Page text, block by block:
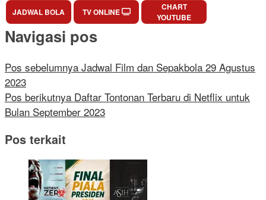
JADWAL BOLA
TV ONLINE
CHART
YOUTUBE
Navigasi pos
Pos sebelumnya Jadwal Film dan Sepakbola 29 Agustus
2023
Pos berikutnya Daftar Tontonan Terbaru di Netflix untuk
Bulan September 2023
Pos terkait